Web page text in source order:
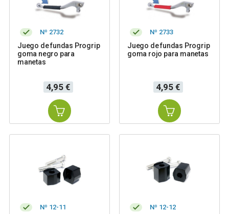
Nº 2732
Juego de fundas Progrip
goma negro para
manetas
Precio
4,95 €
Nº 2733
Juego de fundas Progrip
goma rojo para manetas
Precio
4,95 €
Nº 12-11 Nº 12-12